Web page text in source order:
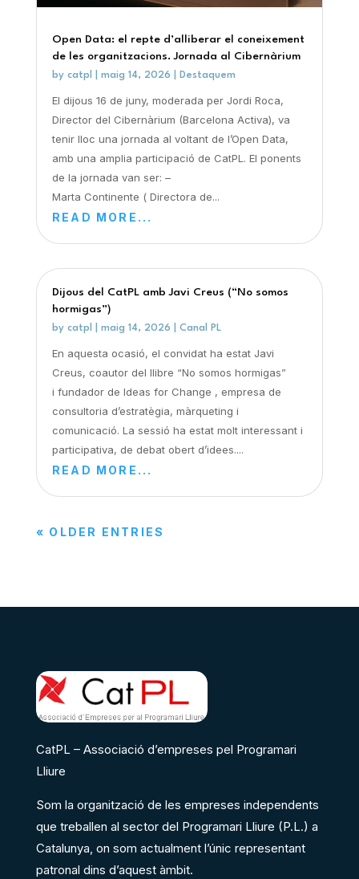
Open Data: el repte d’alliberar el coneixement
de les organitzacions. Jornada al Cibernàrium
by catpl maig 14, 2026 Destaquem
El dijous 16 de juny, moderada per Jordi Roca,
Director del Cibernàrium (Barcelona Activa), va
tenir lloc una jornada al voltant de l’Open Data,
amb una amplia participació de CatPL. El ponents
de la jornada van ser: –
Marta Continente ( Directora de...
READ MORE...
Dijous del CatPL amb Javi Creus (“No somos
hormigas”)
by catpl maig 14, 2026 Canal PL
En aquesta ocasió, el convidat ha estat Javi
Creus, coautor del llibre “No somos hormigas”
i fundador de Ideas for Change , empresa de
consultoria d’estratègia, màrqueting i
comunicació. La sessió ha estat molt interessant i
participativa, de debat obert d’idees....
READ MORE...
« OLDER ENTRIES
CatPL – Associació d’empreses pel Programari
Lliure
Som la organització de les empreses independents
que treballen al sector del Programari Lliure (P.L.) a
Catalunya, on som actualment l’únic representant
patronal dins d’aquest àmbit.